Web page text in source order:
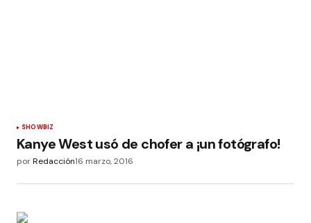
SHOWBIZ
Kanye West usó de chofer a ¡un fotógrafo!
porRedacción16 marzo, 2016